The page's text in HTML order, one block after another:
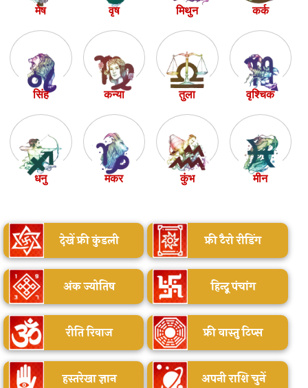
मेष वृष मिथुन कर्क
सिंह कन्या तुला वृश्चिक
धनु मकर कुंभ मीन
देखें फ्री कुंडली फ्री टैरो रीडिंग
अंक ज्योतिष हिन्दू पंचांग
रीति रिवाज फ्री वास्तु टिप्स
हस्तरेखा ज्ञान अपनी राशि चुनें